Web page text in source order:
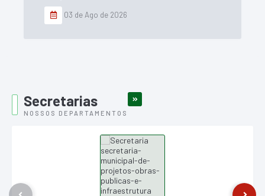
03 de Ago de 2026
Secretarias
NOSSOS DEPARTAMENTOS